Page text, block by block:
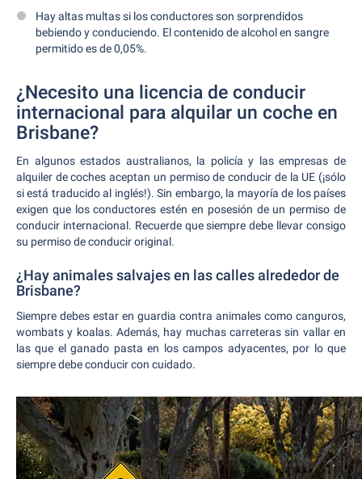
Hay altas multas si los conductores son sorprendidos
bebiendo y conduciendo. El contenido de alcohol en sangre
permitido es de 0,05%.
¿Necesito una licencia de conducir
internacional para alquilar un coche en
Brisbane?
En algunos estados australianos, la policía y las empresas de
alquiler de coches aceptan un permiso de conducir de la UE (¡sólo
si está traducido al inglés!). Sin embargo, la mayoría de los países
exigen que los conductores estén en posesión de un permiso de
conducir internacional. Recuerde que siempre debe llevar consigo
su permiso de conducir original.
¿Hay animales salvajes en las calles alrededor de
Brisbane?
Siempre debes estar en guardia contra animales como canguros,
wombats y koalas. Además, hay muchas carreteras sin vallar en
las que el ganado pasta en los campos adyacentes, por lo que
siempre debe conducir con cuidado.